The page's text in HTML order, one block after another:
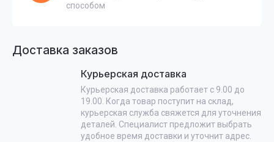
способом
Доставка заказов
Курьерская доставка
Курьерская доставка работает с 9.00 до
19.00. Когда товар поступит на склад,
курьерская служба свяжется для уточнения
деталей. Специалист предложит выбрать
удобное время доставки и уточнит адрес.